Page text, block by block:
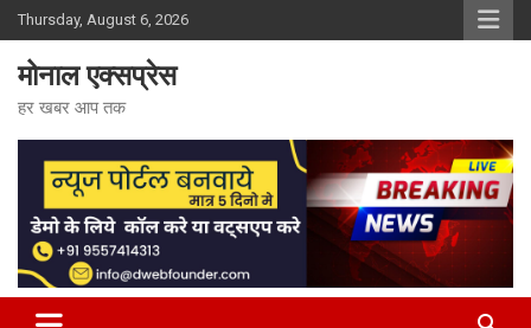
Skip
to
content
Thursday, August 6, 2026
मोनाल एक्सप्रेस
हर खबर आप तक